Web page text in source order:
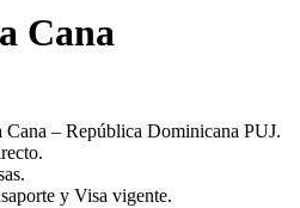
Cana
Cana – República Dominicana PUJ.
y Visa vigente.